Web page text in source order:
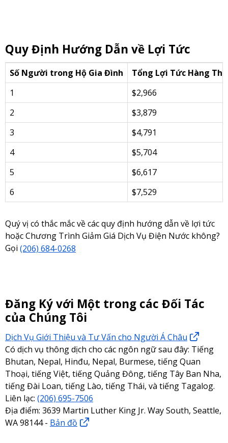
Quy Định Hướng Dẫn về Lợi Tức
Số Người trong Hộ Gia Đình
Tổng Lợi Tức Hàng
1
$2,966
2
$3,879
3
$4,791
4
$5,704
5
$6,617
6
$7,529
Quý vị có thắc mắc về các quy định hướng dẫn về lợi tức
hoặc Chương Trình Giảm Giá Dịch Vụ Điện Nước không?
Gọi (206) 684-0268
Đăng Ký với Một trong các Đối Tác
của Chúng Tôi
Dịch Vụ Giới Thiệu và Tư Vấn cho Người Á Châu
Có dịch vụ thông dịch cho các ngôn ngữ sau đây: Tiếng
Bhutan, Nepal, Hinđu, Nepal, Burmese, tiếng Quan
Thoại, tiếng Việt, tiếng Quảng Đông, tiếng Tây Ban Nha,
tiếng Đài Loan, tiếng Lào, tiếng Thái, và tiếng Tagalog.
Liên lạc: (206) 695-7506
Địa điểm: 3639 Martin Luther King Jr. Way South, Seattle,
WA 98144 - Bản đồ